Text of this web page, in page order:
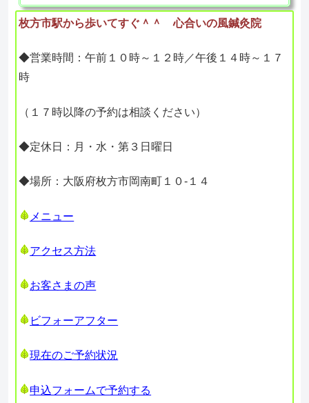
枚方市駅から歩いてすぐ＾＾ 心合いの風鍼灸院
◆営業時間：午前１０時～１２時／午後１４時～１７
時
（１７時以降の予約は相談ください）
◆定休日：月・水・第３日曜日
◆場所：大阪府枚方市岡南町１０-１４
メニュー
アクセス方法
お客さまの声
ビフォーアフター
現在のご予約状況
申込フォームで予約する